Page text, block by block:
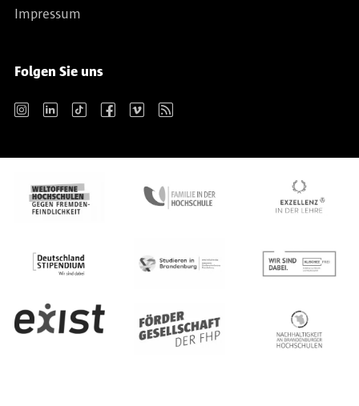
Impressum
Folgen Sie uns
Instagram LinkedIn TikTok Facebook Vimeo RSS